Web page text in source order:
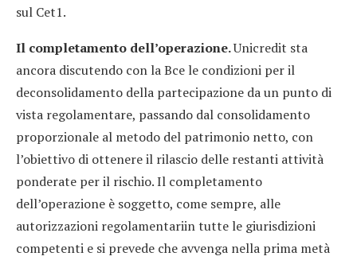
sul Cet1.
Il completamento dell’operazione.Unicredit sta
ancora discutendo con la Bce le condizioni per il
deconsolidamento della partecipazione da un punto di
vista regolamentare, passando dal consolidamento
proporzionale al metodo del patrimonio netto, con
l’obiettivo di ottenere il rilascio delle restanti attività
ponderate per il rischio. Il completamento
dell’operazione è soggetto, come sempre, alle
autorizzazioni regolamentariin tutte le giurisdizioni
competenti e si prevede che avvenga nella prima metà